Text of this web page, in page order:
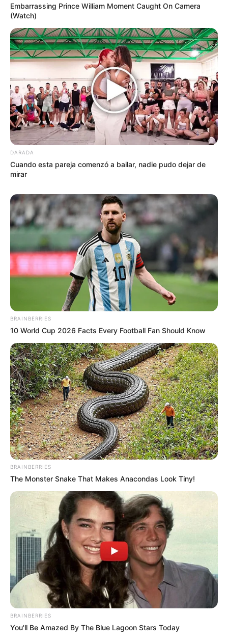
Embarrassing Prince William Moment Caught On Camera
(Watch)
DARADA
Cuando esta pareja comenzó a bailar, nadie pudo dejar de
mirar
BRAINBERRIES
10 World Cup 2026 Facts Every Football Fan Should Know
BRAINBERRIES
The Monster Snake That Makes Anacondas Look Tiny!
BRAINBERRIES
You'll Be Amazed By The Blue Lagoon Stars Today